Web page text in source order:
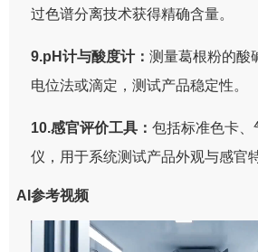
过色谱分离技术获得精确含量。
9.pH计与酸度计：测量葛根粉的酸
电位法或滴定，测试产品稳定性。
10.感官评价工具：包括标准色卡
仪，用于系统测试产品外观与感官
AI参考视频